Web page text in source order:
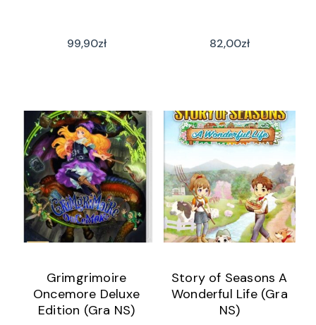
99,90zł 82,00zł
Grimgrimoire
Oncemore Deluxe
Edition (Gra NS)
Story of Seasons A
Wonderful Life (Gra
NS)